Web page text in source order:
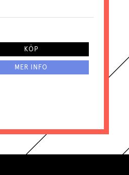
KÖP
MER INFO